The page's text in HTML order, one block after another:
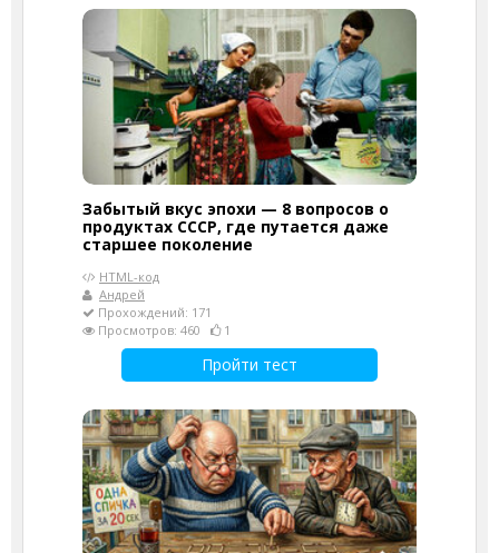
Забытый вкус эпохи — 8 вопросов о
продуктах СССР, где путается даже
старшее поколение
HTML-код
Андрей
Прохождений: 171
Просмотров: 460
1
Пройти тест